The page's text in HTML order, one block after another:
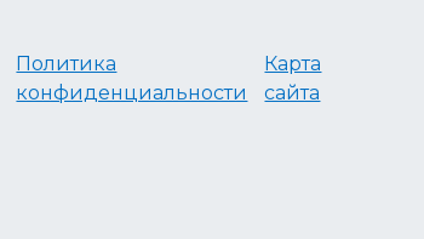
Политика
конфиденциальности
Карта
сайта